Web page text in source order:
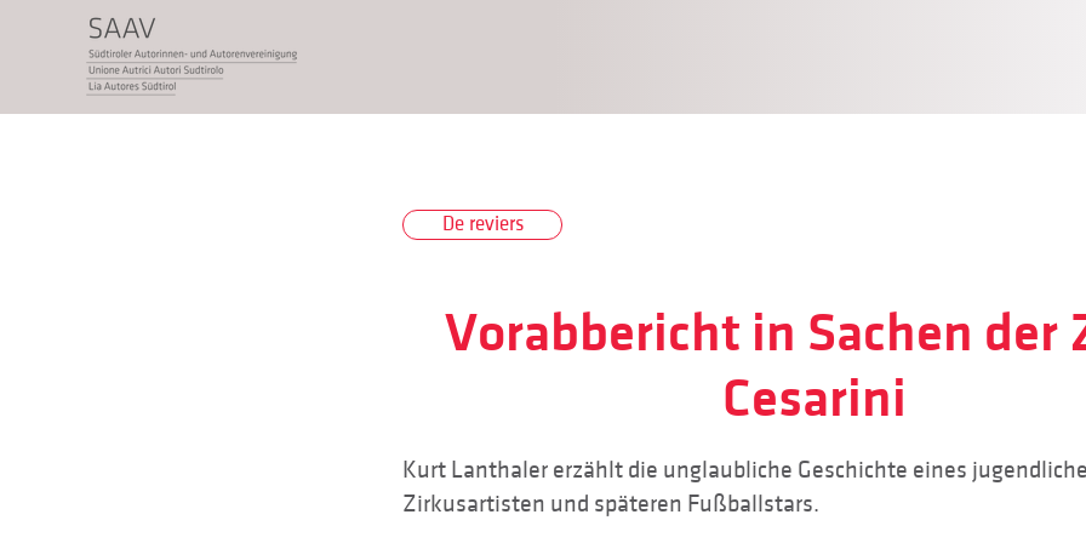
De reviers
Vorabbericht in Sachen der
Cesarini
Kurt Lanthaler erzählt die unglaubliche Geschichte eines
Zirkusartisten und späteren Fußballstars.